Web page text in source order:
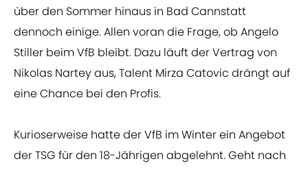
über den Sommer hinaus in Bad Cannstatt
dennoch einige. Allen voran die Frage, ob Angelo
Stiller beim VfB bleibt. Dazu läuft der Vertrag von
Nikolas Nartey aus, Talent Mirza Catovic drängt auf
eine Chance bei den Profis.
Kurioserweise hatte der VfB im Winter ein Angebot
der TSG für den 18-Jährigen abgelehnt. Geht nach